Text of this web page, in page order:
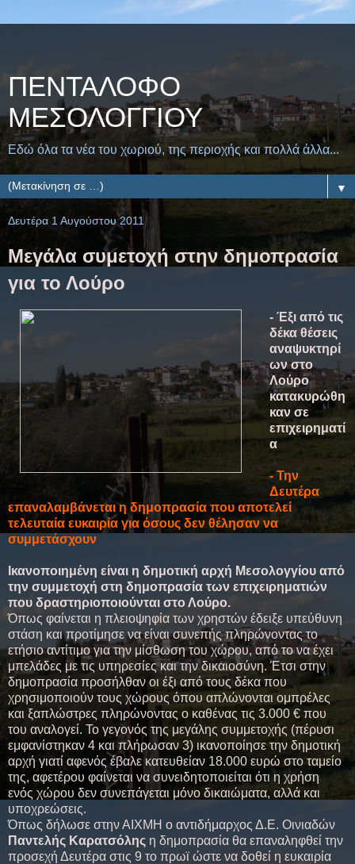
ΠΕΝΤΑΛΟΦΟ
ΜEΣΟΛΟΓΓΙΟΥ
Εδώ όλα τα νέα του χωριού, της περιοχής και πολλά άλλα...
▼
Δευτέρα 1 Αυγούστου 2011
Μεγάλα συμετοχή στην δημοπρασία
για το Λούρο
- Έξι από τις
δέκα θέσεις
αναψυκτηρί
ων στο
Λούρο
κατακυρώθη
καν σε
επιχειρηματί
α
- Την
Δευτέρα
επαναλαμβάνεται η δημοπρασία που αποτελεί
τελευταία ευκαιρία για όσους δεν θέλησαν να
συμμετάσχουν
Ικανοποιημένη είναι η δημοτική αρχή Μεσολογγίου από
την συμμετοχή στη δημοπρασία των επιχειρηματιών
που δραστηριοποιούνται στο Λούρο.
Όπως φαίνεται η πλειοψηφία των χρηστών έδειξε υπεύθυνη
στάση και προτίμησε να είναι συνεπής πληρώνοντας το
ετήσιο αντίτιμο για την μίσθωση του χώρου, από το να έχει
μπελάδες με τις υπηρεσίες και την δικαιοσύνη. Έτσι στην
δημοπρασία προσήλθαν οι έξι από τους δέκα που
χρησιμοποιούν τους χώρους όπου απλώνονται ομπρέλες
και ξαπλώστρες πληρώνοντας ο καθένας τις 3.000 € που
του αναλογεί. Το γεγονός της μεγάλης συμμετοχής (πέρυσι
εμφανίστηκαν 4 και πλήρωσαν 3) ικανοποίησε την δημοτική
αρχή γιατί αφενός έβαλε κατευθείαν 18.000 ευρώ στο ταμείο
της, αφετέρου φαίνεται να συνειδητοποιείται ότι η χρήση
ενός χώρου δεν συνεπάγεται μόνο δικαιώματα, αλλά και
υποχρεώσεις.
Όπως δήλωσε στην ΑΙΧΜΗ ο αντιδήμαρχος Δ.Ε. Οινιαδών
Παντελής Καρατσόλης η δημοπρασία θα επαναληφθεί την
προσεχή Δευτέρα στις 9 το πρωϊ ώστε να δοθεί η ευκαιρία